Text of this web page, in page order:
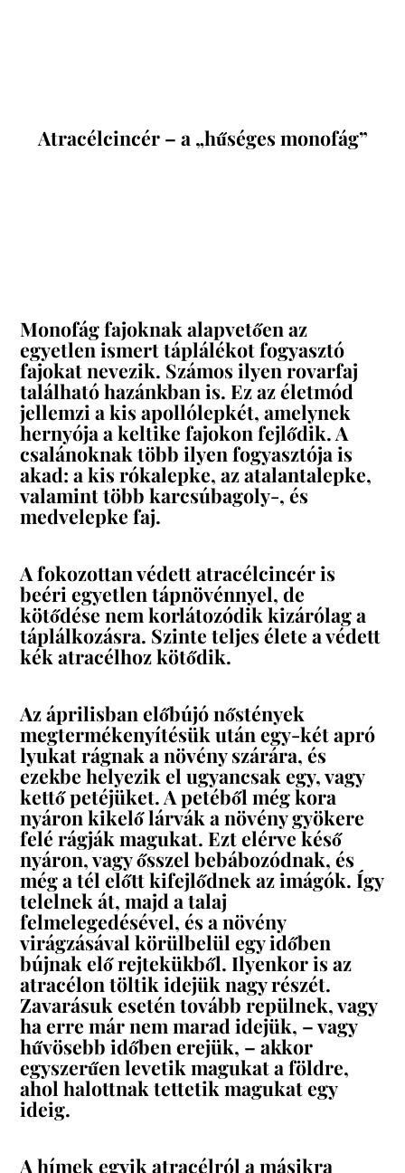
Atracélcincér – a „hűséges monofág”
Monofág fajoknak alapvetően az
egyetlen ismert táplálékot fogyasztó
fajokat nevezik. Számos ilyen rovarfaj
található hazánkban is. Ez az életmód
jellemzi a kis apollólepkét, amelynek
hernyója a keltike fajokon fejlődik. A
csalánoknak több ilyen fogyasztója is
akad: a kis rókalepke, az atalantalepke,
valamint több karcsúbagoly-, és
medvelepke faj.
A fokozottan védett atracélcincér is
beéri egyetlen tápnövénnyel, de
kötődése nem korlátozódik kizárólag a
táplálkozásra. Szinte teljes élete a védett
kék atracélhoz kötődik.
Az áprilisban előbújó nőstények
megtermékenyítésük után egy-két apró
lyukat rágnak a növény szárára, és
ezekbe helyezik el ugyancsak egy, vagy
kettő petéjüket. A petéből még kora
nyáron kikelő lárvák a növény gyökere
felé rágják magukat. Ezt elérve késő
nyáron, vagy ősszel bebábozódnak, és
még a tél előtt kifejlődnek az imágók. Így
telelnek át, majd a talaj
felmelegedésével, és a növény
virágzásával körülbelül egy időben
bújnak elő rejtekükből. Ilyenkor is az
atracélon töltik idejük nagy részét.
Zavarásuk esetén tovább repülnek, vagy
ha erre már nem marad idejük, – vagy
hűvösebb időben erejük, – akkor
egyszerűen levetik magukat a földre,
ahol halottnak tettetik magukat egy
ideig.
A hímek egyik atracélról a másikra